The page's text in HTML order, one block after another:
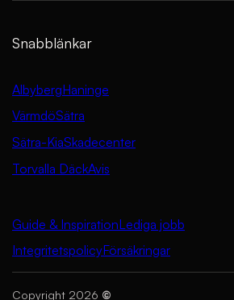
Snabblänkar
AlbybergHaninge
VärmdöSätra
Sätra-KiaSkadecenter
Torvalla DäckAvis
Guide & InspirationLediga jobb
IntegritetspolicyFörsäkringar
Copyright 2026 ©